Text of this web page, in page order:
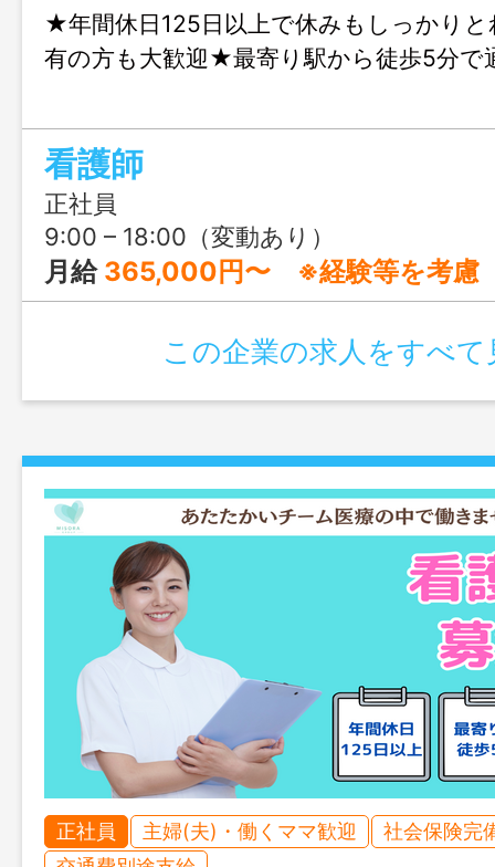
★年間休日125日以上で休みもしっかり
有の方も大歓迎★最寄り駅から徒歩5分
看護師
正社員
9:00 – 18:00（変動あり）
月給 365,000円〜 ※経験等を考慮
この企業の求人をすべて
正社員 主婦(夫)・働くママ歓迎
社会保険完